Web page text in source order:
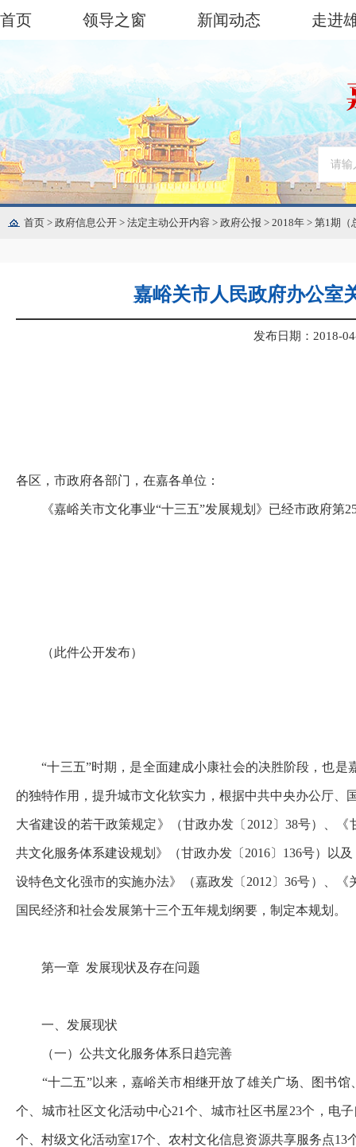
首页 领导之窗 新闻动态 走进
首页 > 政府信息公开 > 法定主动公开内容 > 政府公报 > 2018年 > 第1期（
嘉峪关市人民政府办公室
发布日期：2018-
各区，市政府各部门，在嘉各单位：
《嘉峪关市文化事业“十三五”发展规划》已经市政府第
（此件公开发布）
“十三五”时期，是全面建成小康社会的决胜阶段，也
的独特作用，提升城市文化软实力，根据中共中央办公厅、
大省建设的若干政策规定》（甘政办发〔 2012 〕 38号）、《
共文化服务体系建设规划》（甘政办发〔 2016〕 136号）以及
设特色文化强市的实施办法》（嘉政发〔 2012 〕36号）、《
国民经济和社会发展第十三个五年规划纲要，制定本规划。
第一章 发展现状及存在问题
一、发展现状
（一）公共文化服务体系日趋完善
“十二五”以来，嘉峪关市相继开放了雄关广场、图书馆
个、城市社区文化活动中心21 个、城市社区书屋23个，电
个、村级文化活动室17个、农村文化信息资源共享服务点13